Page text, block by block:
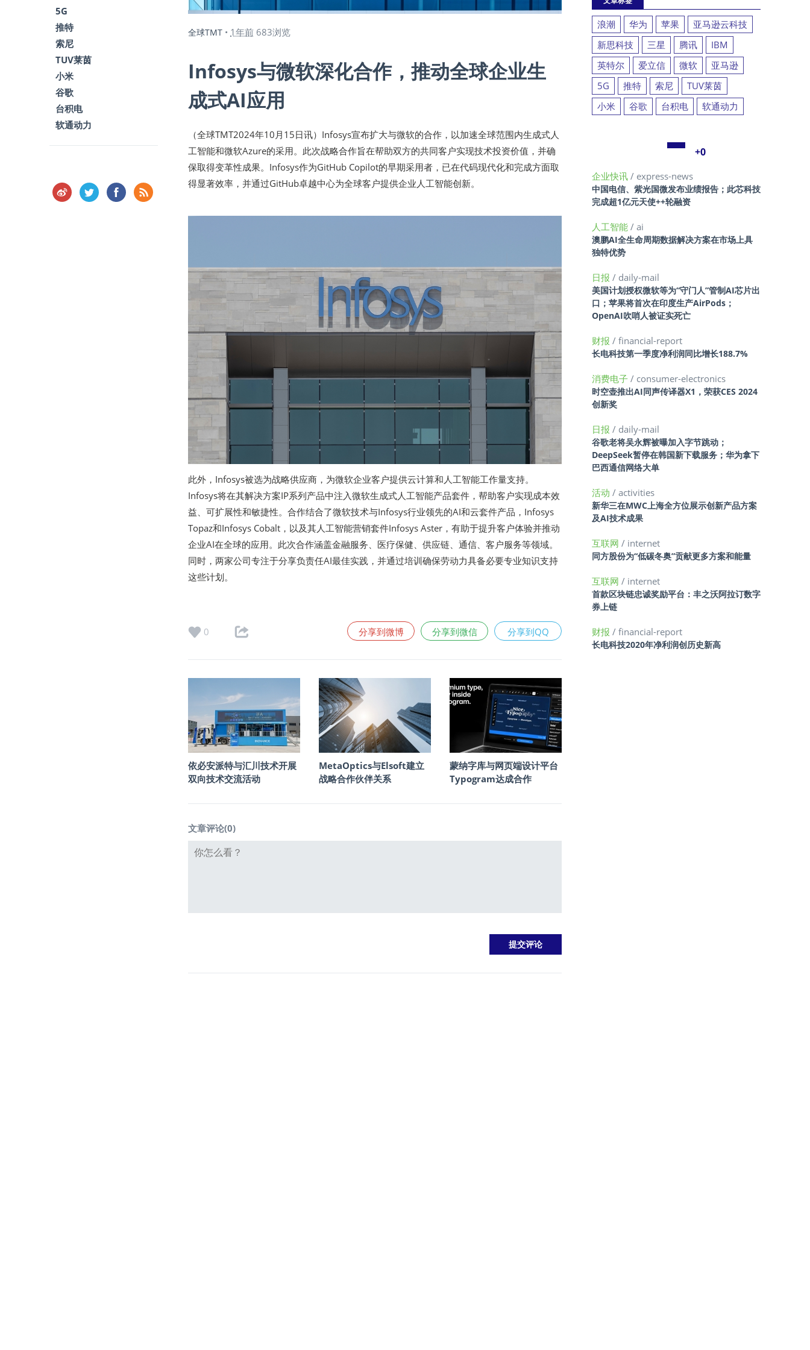
全球TMT • 1年前 683浏览
Infosys与微软深化合作，推动全球企业生
成式AI应用
（全球TMT2024年10月15日讯）Infosys宣布扩大与微软的合作，以加速全球范围内生成式人
工智能和微软Azure的采用。此次战略合作旨在帮助双方的共同客户实现技术投资价值，并确
保取得变革性成果。Infosys作为GitHub Copilot的早期采用者，已在代码现代化和完成方面取
得显著效率，并通过GitHub卓越中心为全球客户提供企业人工智能创新。
此外，Infosys被选为战略供应商，为微软企业客户提供云计算和人工智能工作量支持。
Infosys将在其解决方案IP系列产品中注入微软生成式人工智能产品套件，帮助客户实现成本效
益、可扩展性和敏捷性。合作结合了微软技术与Infosys行业领先的AI和云套件产品，Infosys
Topaz和Infosys Cobalt，以及其人工智能营销套件Infosys Aster，有助于提升客户体验并推动
企业AI在全球的应用。此次合作涵盖金融服务、医疗保健、供应链、通信、客户服务等领域。
同时，两家公司专注于分享负责任AI最佳实践，并通过培训确保劳动力具备必要专业知识支持
这些计划。
0 分享到微博 分享到微信 分享到QQ
依必安派特与汇川技术开展
双向技术交流活动
MetaOptics与Elsoft建立
战略合作伙伴关系
蒙纳字库与网页端设计平台
Typogram达成合作
文章评论(0)
5G
推特
索尼
TUV莱茵
小米
谷歌
台积电
软通动力
浪潮 华为 苹果
亚马逊云科技
新思科技
三星 腾讯
IBM
英特尔
爱立信 微软
亚马逊
5G
推特 索尼
TUV莱茵
小米
谷歌 台积电 软通动力
+0
企业快讯 / express-news
中国电信、紫光国微发布业绩报告；此芯科技
完成超1亿元天使++轮融资
人工智能 / ai
澳鹏AI全生命周期数据解决方案在市场上具
独特优势
日报 / daily-mail
美国计划授权微软等为“守门人”管制AI芯片出
口；苹果将首次在印度生产AirPods；
OpenAI吹哨人被证实死亡
财报 / financial-report
长电科技第一季度净利润同比增长188.7%
消费电子 / consumer-electronics
时空壶推出AI同声传译器X1，荣获CES 2024
创新奖
日报 / daily-mail
谷歌老将吴永辉被曝加入字节跳动；
DeepSeek暂停在韩国新下载服务；华为拿下
巴西通信网络大单
活动 / activities
新华三在MWC上海全方位展示创新产品方案
及AI技术成果
互联网 / internet
同方股份为“低碳冬奥”贡献更多方案和能量
互联网 / internet
首款区块链忠诚奖励平台：丰之沃阿拉订数字
券上链
财报 / financial-report
长电科技2020年净利润创历史新高